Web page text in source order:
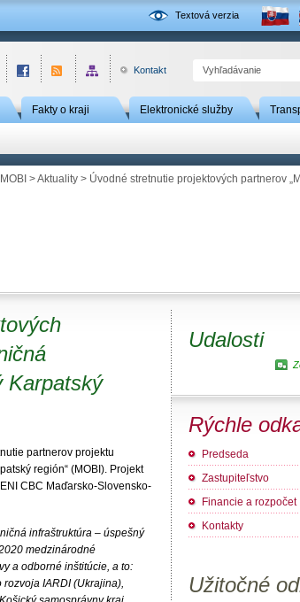
Textová verzia
Kontakt
Fakty o kraji Elektronické služby
MOBI >Aktuality > Úvodné stretnutie projektových partnerov
Karpatský
partnerov projektu
región“ (MOBI). Projekt
CBC Maďarsko-Slovensko-
infraštruktúra – úspešný
medzinárodné
a odborné inštitúcie, a to:
IARDI (Ukrajina),
Udalosti
Rýchle
Predseda
Zastupiteľstvo
Financie a rozpočet
Kontakty
Užitočné